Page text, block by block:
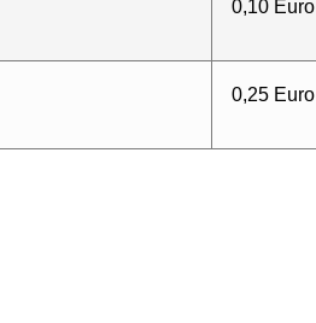
0,10 Euro
0,25 Euro